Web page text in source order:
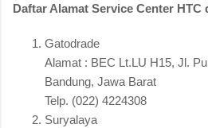
Daftar Alamat Service Center HTC
Gatodrade
Alamat : BEC Lt.LU H15, Jl.
Bandung, Jawa Barat
Telp. (022) 4224308
Suryalaya